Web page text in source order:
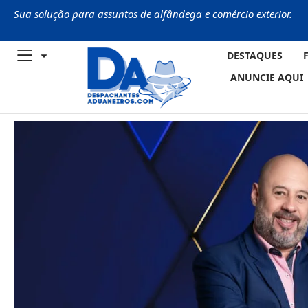
Sua solução para assuntos de alfândega e comércio exterior.
DESTAQUES
ANUNCIE AQUI